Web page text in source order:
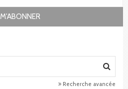
M'ABONNER
Recherche avancée